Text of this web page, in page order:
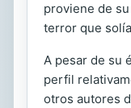
proviene de
terror que
A pesar de su
perfil
otros autores